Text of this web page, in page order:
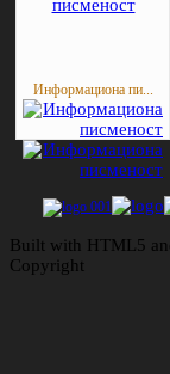
Информациона пи...
Built with HTML5
Copyright